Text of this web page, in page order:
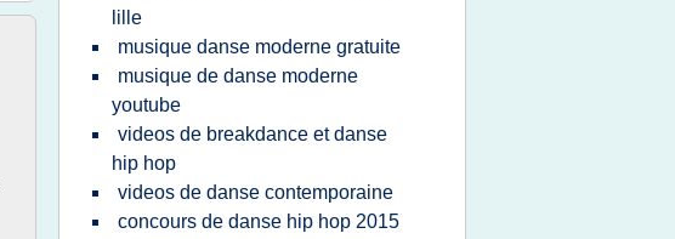
lille
musique danse moderne gratuite
musique de danse moderne
youtube
videos de breakdance et danse
hip hop
videos de danse contemporaine
concours de danse hip hop 2015